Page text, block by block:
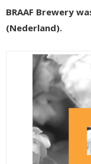
BRAAF Brewery
(Nederland).